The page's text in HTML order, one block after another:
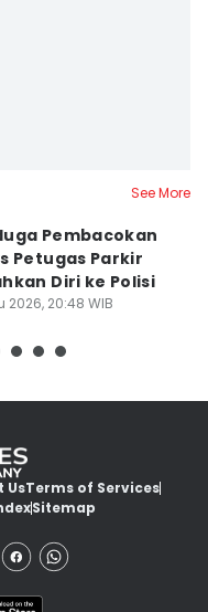
See More
Pembacokan
Petugas Parkir
Diri ke Polisi
2026, 20:48 WIB
UsTerms of Services
Sitemap